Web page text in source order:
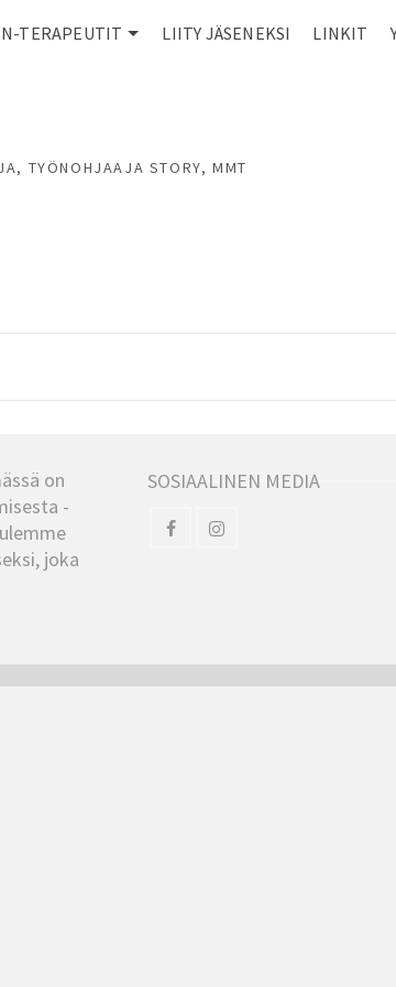
TERAPEUTIT LIITY JÄSENEKSI LINKIT
TYÖNOHJAAJA STORY, MMT
on
-
joka
SOSIAALINEN MEDIA